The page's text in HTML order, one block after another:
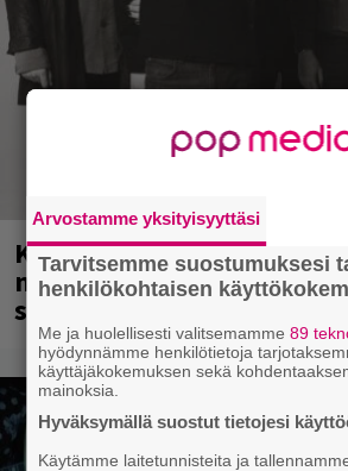
Kent mainittu, ja syystä:
nosteessa olevan
saapuu Suomeen
Arvostamme yksityisyyttäsi
Tarvitsemme suostumuksesi
henkilökohtaisen
Me ja huolellisesti valitsemamme89
hyödynnämme henkilötietoja
käyttäjäkokemuksen sekä
mainoksia.
Hyväksymällä suostut tietojesi
Käytämme laitetunnisteita ja